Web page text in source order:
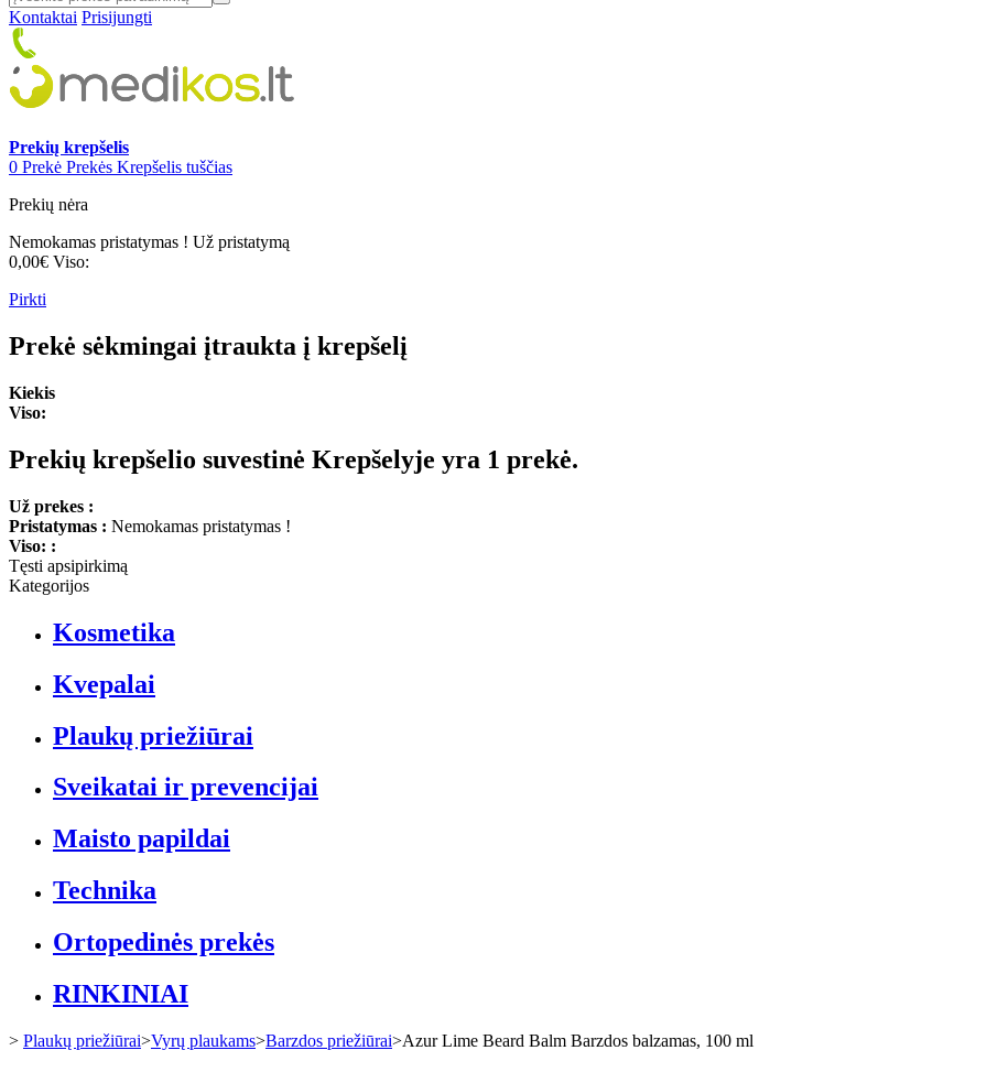
Kontaktai Prisijungti
Prekių krepšelis
0 Prekė Prekės Krepšelis tuščias
Prekių nėra
Nemokamas pristatymas ! Už pristatymą
0,00€ Viso:
Pirkti
Prekė sėkmingai įtraukta į krepšelį
Kiekis
Viso:
Prekių krepšelio suvestinė Krepšelyje yra 1 prekė.
Už prekes :
Pristatymas : Nemokamas pristatymas !
Viso: :
Tęsti apsipirkimą
Kategorijos
Kosmetika
Kvepalai
Plaukų priežiūrai
Sveikatai ir prevencijai
Maisto papildai
Technika
Ortopedinės prekės
RINKINIAI
> Plaukų priežiūrai>Vyrų plaukams>Barzdos priežiūrai>Azur Lime Beard Balm Barzdos balzamas, 100 ml